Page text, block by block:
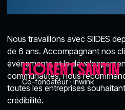
Nous travaillons avec SIIDES
de 6 ans. Accompagnant nos
événements et le
communautés, nous
toutes les entreprises
crédibilité.
FLORENT SANTIN
Co-fondateur · Inwink